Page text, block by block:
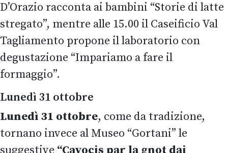
D’Orazio racconta ai bambini “Storie di latte
stregato”, mentre alle 15.00 il Caseificio Val
Tagliamento propone il laboratorio con
degustazione “Impariamo a fare il
formaggio”.
Lunedì 31 ottobre
Lunedì 31 ottobre, come da tradizione,
tornano invece al Museo “Gortani” le
suggestive “Cavocis par la gnot dai